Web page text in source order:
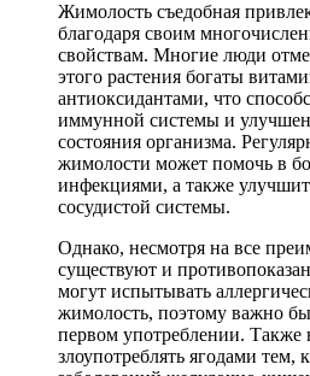
Жимолость съедобная
благодаря своим
свойствам. Многие люди
этого растения богаты
антиоксидантами, что
иммунной системы и
состояния организма.
жимолости может помочь в
инфекциями, а также
сосудистой системы.
Однако, несмотря на все
существуют и
могут испытывать
жимолость, поэтому важно
первом употреблении. Также
злоупотреблять ягодами тем,